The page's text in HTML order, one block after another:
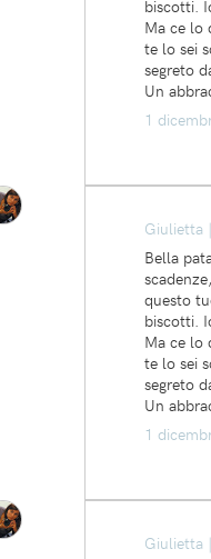
biscotti.
Ma ce lo
te lo sei
segreto
Un
1
Giulietta
Bella
questo
biscotti.
Ma ce lo
te lo sei
segreto
Un
1
Giulietta